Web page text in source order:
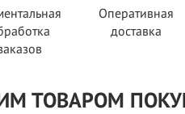
Оперативная
доставка
ТОВАРОМ